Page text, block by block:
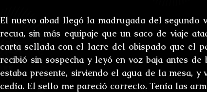
El nuevo abad llegó la madrugada del segundo
recua, sin más equipaje que un saco de viaje
carta sellada con el lacre del obispado que el
recibió sin sospecha y leyó en voz baja antes
estaba presente, sirviendo el agua de la mesa,
cedía. El sello me pareció correcto. Tenía las